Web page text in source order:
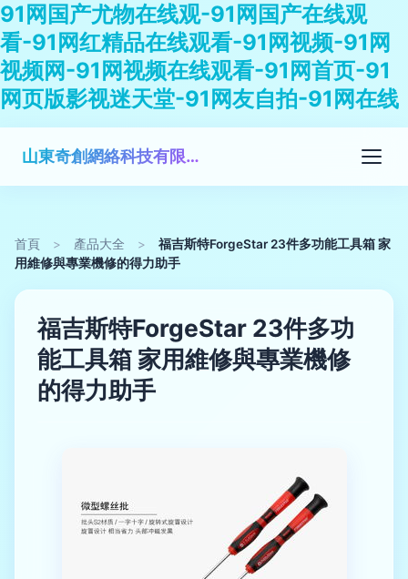
91网国产尤物在线观-91网国产在线观
看-91网红精品在线观看-91网视频-91网
视频网-91网视频在线观看-91网首页-91
网页版影视迷天堂-91网友自拍-91网在线
山東奇創網絡科技有限公司
首頁 > 產品大全 >
福吉斯特ForgeStar 23件多功能工具箱 家
用維修與專業機修的得力助手
福吉斯特ForgeStar 23件多功
能工具箱 家用維修與專業機修
的得力助手